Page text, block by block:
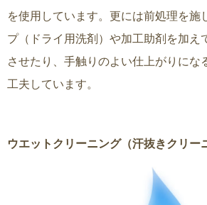
を使用しています。更には前処理を施
プ（ドライ用洗剤）や加工助剤を加え
させたり、手触りのよい仕上がりにな
工夫しています。
ウエットクリーニング（汗抜きクリー